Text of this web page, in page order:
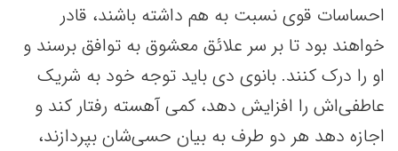
احساسات قوی نسبت به هم داشته باشند، قادر
خواهند بود تا بر سر علائق معشوق به توافق برسند و
او را درک کنند. بانوی دی باید توجه خود به شریک
عاطفی‌اش را افزایش دهد، کمی آهسته رفتار کند و
اجازه دهد هر دو طرف به بیان حسی‌شان بپردازند،